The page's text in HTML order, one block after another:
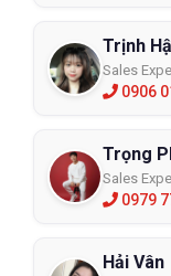
Trịnh
Sales
0906
Trọng
Sales
0979
Hải Vân